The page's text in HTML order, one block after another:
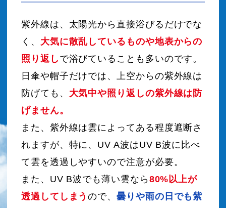
紫外線は、太陽光から直接浴びるだけでな
く、 大気に散乱しているものや地表からの
照り返し で浴びていることも多いのです。
日傘や帽子だけでは、上空からの紫外線は
防げても、 大気中や照り返しの紫外線は防
げません。
また、紫外線は雲によってある程度遮断さ
れますが、特に、UV A波はUV B波に比べ
て雲を透過しやすいので注意が必要。
また、UV B波でも薄い雲なら80%以上が
透過してしまうので、曇りや雨の日でも紫